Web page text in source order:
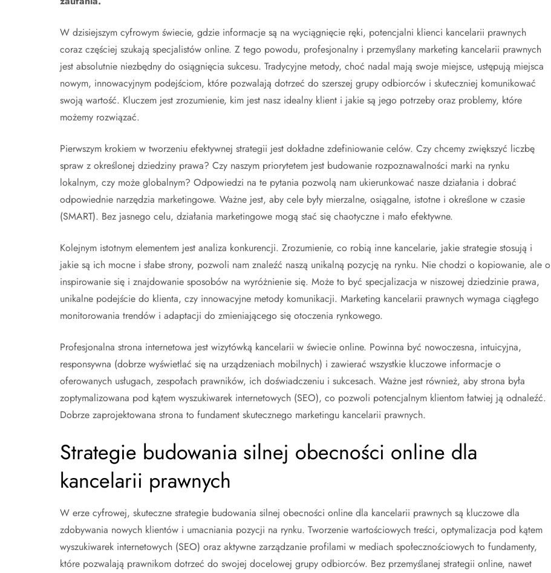
W dzisiejszym cyfrowym świecie, gdzie informacje są na wyciągnięcie ręki, potencjalni klienci kancelarii prawnych
coraz częściej szukają specjalistów online. Z tego powodu, profesjonalny i przemyślany marketing kancelarii prawnych
jest absolutnie niezbędny do osiągnięcia sukcesu. Tradycyjne metody, choć nadal mają swoje miejsce, ustępują miejsca
nowym, innowacyjnym podejściom, które pozwalają dotrzeć do szerszej grupy odbiorców i skuteczniej komunikować
swoją wartość. Kluczem jest zrozumienie, kim jest nasz idealny klient i jakie są jego potrzeby oraz problemy, które
możemy rozwiązać.
Pierwszym krokiem w tworzeniu efektywnej strategii jest dokładne zdefiniowanie celów. Czy chcemy zwiększyć liczbę
spraw z określonej dziedziny prawa? Czy naszym priorytetem jest budowanie rozpoznawalności marki na rynku
lokalnym, czy może globalnym? Odpowiedzi na te pytania pozwolą nam ukierunkować nasze działania i dobrać
odpowiednie narzędzia marketingowe. Ważne jest, aby cele były mierzalne, osiągalne, istotne i określone w czasie
(SMART). Bez jasnego celu, działania marketingowe mogą stać się chaotyczne i mało efektywne.
Kolejnym istotnym elementem jest analiza konkurencji. Zrozumienie, co robią inne kancelarie, jakie strategie stosują i
jakie są ich mocne i słabe strony, pozwoli nam znaleźć naszą unikalną pozycję na rynku. Nie chodzi o kopiowanie, ale o
inspirowanie się i znajdowanie sposobów na wyróżnienie się. Może to być specjalizacja w niszowej dziedzinie prawa,
unikalne podejście do klienta, czy innowacyjne metody komunikacji. Marketing kancelarii prawnych wymaga ciągłego
monitorowania trendów i adaptacji do zmieniającego się otoczenia rynkowego.
Profesjonalna strona internetowa jest wizytówką kancelarii w świecie online. Powinna być nowoczesna, intuicyjna,
responsywna (dobrze wyświetlać się na urządzeniach mobilnych) i zawierać wszystkie kluczowe informacje o
oferowanych usługach, zespołach prawników, ich doświadczeniu i sukcesach. Ważne jest również, aby strona była
zoptymalizowana pod kątem wyszukiwarek internetowych (SEO), co pozwoli potencjalnym klientom łatwiej ją odnaleźć.
Dobrze zaprojektowana strona to fundament skutecznego marketingu kancelarii prawnych.
Strategie budowania silnej obecności online dla
kancelarii prawnych
W erze cyfrowej, skuteczne strategie budowania silnej obecności online dla kancelarii prawnych są kluczowe dla
zdobywania nowych klientów i umacniania pozycji na rynku. Tworzenie wartościowych treści, optymalizacja pod kątem
wyszukiwarek internetowych (SEO) oraz aktywne zarządzanie profilami w mediach społecznościowych to fundamenty,
które pozwalają prawnikom dotrzeć do swojej docelowej grupy odbiorców. Bez przemyślanej strategii online, nawet